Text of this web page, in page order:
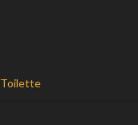
Toilette